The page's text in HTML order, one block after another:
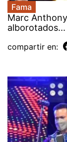
Fama
Marc
compartir en: